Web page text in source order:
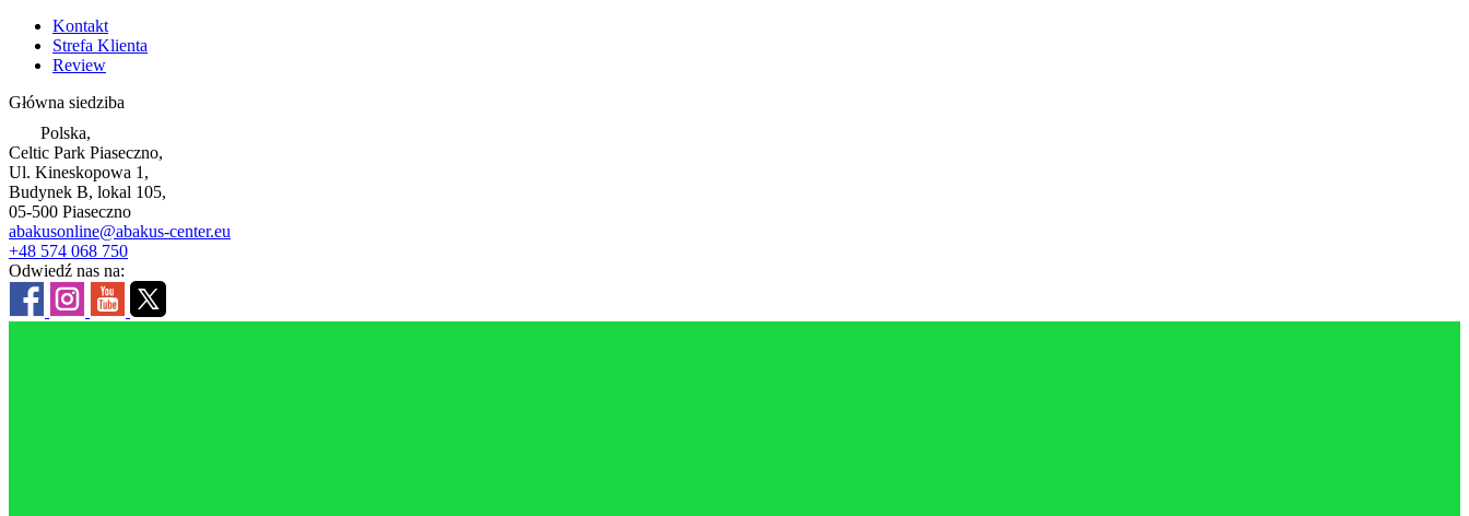
Kontakt
Strefa Klienta
Review
Główna siedziba
Polska,
Celtic Park Piaseczno,
Ul. Kineskopowa 1,
Budynek B, lokal 105,
05-500 Piaseczno
abakusonline@abakus-center.eu
+48 574 068 750
Odwiedź nas na: